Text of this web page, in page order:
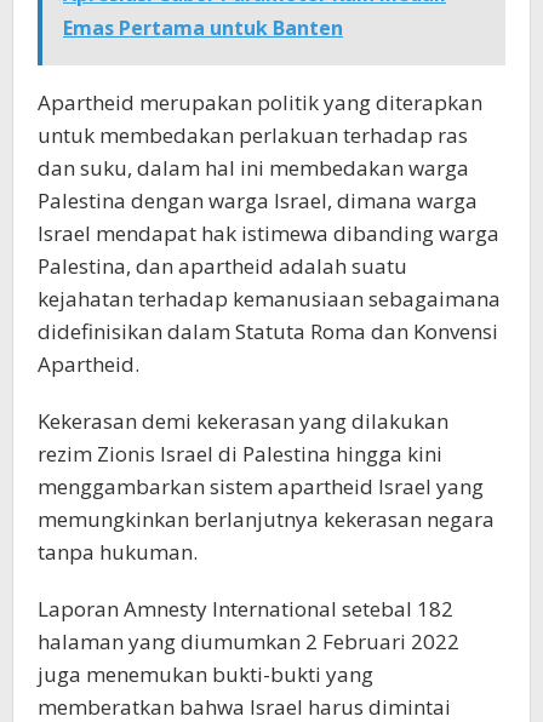
Emas Pertama untuk Banten
Apartheid merupakan politik yang diterapkan
untuk membedakan perlakuan terhadap ras
dan suku, dalam hal ini membedakan warga
Palestina dengan warga Israel, dimana warga
Israel mendapat hak istimewa dibanding warga
Palestina, dan apartheid adalah suatu
kejahatan terhadap kemanusiaan sebagaimana
didefinisikan dalam Statuta Roma dan Konvensi
Apartheid.
Kekerasan demi kekerasan yang dilakukan
rezim Zionis Israel di Palestina hingga kini
menggambarkan sistem apartheid Israel yang
memungkinkan berlanjutnya kekerasan negara
tanpa hukuman.
Laporan Amnesty International setebal 182
halaman yang diumumkan 2 Februari 2022
juga menemukan bukti-bukti yang
memberatkan bahwa Israel harus dimintai